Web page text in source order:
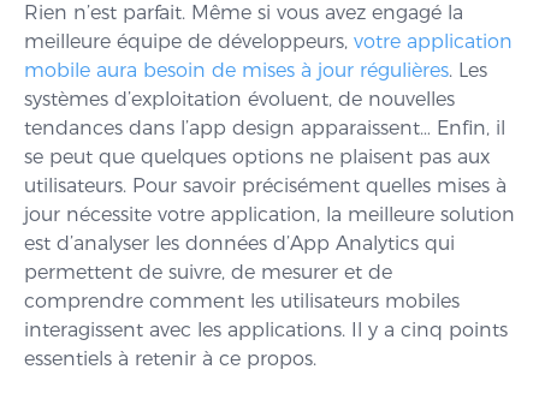
Rien n’est parfait. Même si vous avez engagé la
meilleure équipe de développeurs, votre application
mobile aura besoin de mises à jour régulières. Les
systèmes d’exploitation évoluent, de nouvelles
tendances dans l’app design apparaissent… Enfin, il
se peut que quelques options ne plaisent pas aux
utilisateurs. Pour savoir précisément quelles mises à
jour nécessite votre application, la meilleure solution
est d’analyser les données d’App Analytics qui
permettent de suivre, de mesurer et de
comprendre comment les utilisateurs mobiles
interagissent avec les applications. Il y a cinq points
essentiels à retenir à ce propos.